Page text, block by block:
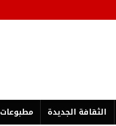
الثقافة الجدیدة مطبوعات